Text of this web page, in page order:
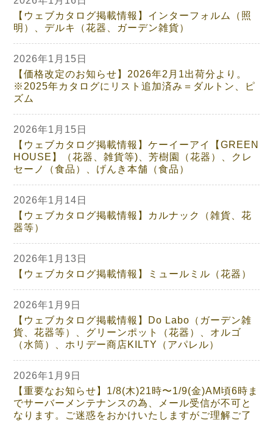
【ウェブカタログ掲載情報】インターフォルム（照
明）、デルキ（花器、ガーデン雑貨）
2026年1月15日
【価格改定のお知らせ】2026年2月1出荷分より。
※2025年カタログにリスト追加済み＝ダルトン、ピ
ズム
2026年1月15日
【ウェブカタログ掲載情報】ケーイーアイ【GREEN
HOUSE】（花器、雑貨等)、芳樹園（花器）、クレ
セーノ（食品）、げんき本舗（食品）
2026年1月14日
【ウェブカタログ掲載情報】カルナック（雑貨、花
器等）
2026年1月13日
【ウェブカタログ掲載情報】ミュールミル（花器）
2026年1月9日
【ウェブカタログ掲載情報】Do Labo（ガーデン雑
貨、花器等）、グリーンポット（花器）、オルゴ
（水筒）、ホリデー商店KILTY（アパレル）
2026年1月9日
【重要なお知らせ】1/8(木)21時〜1/9(金)AM頃6時ま
でサーバーメンテナンスの為、メール受信が不可と
なります。ご迷惑をおかけいたしますがご理解ご了